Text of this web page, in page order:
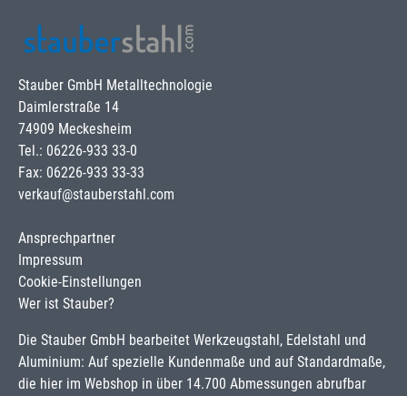
Stauber GmbH Metalltechnologie
Daimlerstraße 14
74909 Meckesheim
Tel.: 06226-933 33-0
Fax: 06226-933 33-33
verkauf@stauberstahl.com
Ansprechpartner
Impressum
Cookie-Einstellungen
Wer ist Stauber?
Die Stauber GmbH bearbeitet Werkzeugstahl, Edelstahl und
Aluminium: Auf spezielle Kundenmaße und auf Standardmaße,
die hier im Webshop in über 14.700 Abmessungen abrufbar